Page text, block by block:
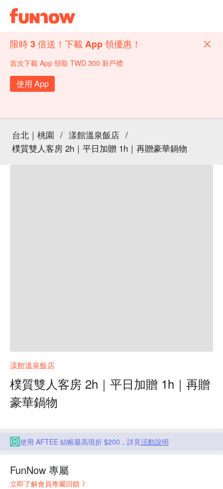
限時 3 倍送！下載 App 領優惠！
首次下載 App 領取 TWD 300 新戶禮
使用 App
台北｜桃園 / 漾館溫泉飯店 /
樸質雙人客房 2h｜平日加贈 1h｜再贈豪華鍋物
漾館溫泉飯店
樸質雙人客房 2h｜平日加贈 1h｜再贈
豪華鍋物
使用 AFTEE 結帳最高現折 $200，詳見活動說明
FunNow 專屬
立即了解會員專屬回饋